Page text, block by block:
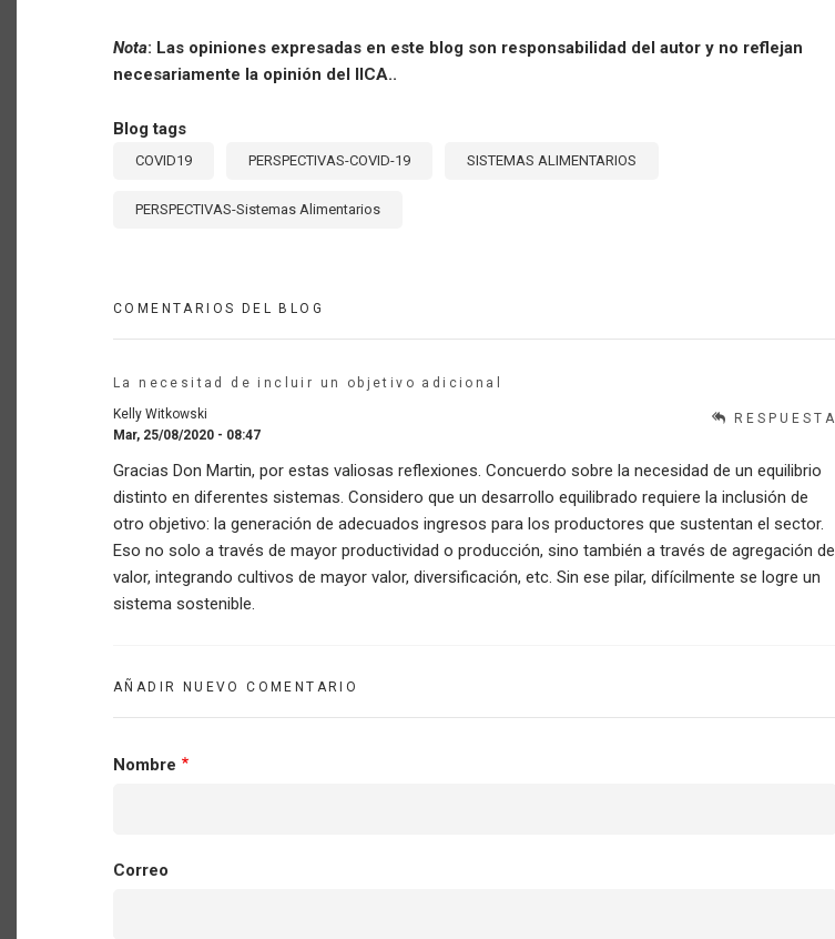
Nota: Las opiniones expresadas en este blog son responsabilidad del autor y no reflejan
necesariamente la opinión del IICA..
Blog tags
COVID19 PERSPECTIVAS-COVID-19 SISTEMAS ALIMENTARIOS
PERSPECTIVAS-Sistemas Alimentarios
COMENTARIOS DEL BLOG
La necesitad de incluir un objetivo adicional
RESPUESTA
Kelly Witkowski
Mar, 25/08/2020 - 08:47
Gracias Don Martin, por estas valiosas reflexiones. Concuerdo sobre la necesidad de un equilibrio
distinto en diferentes sistemas. Considero que un desarrollo equilibrado requiere la inclusión de
otro objetivo: la generación de adecuados ingresos para los productores que sustentan el sector.
Eso no solo a través de mayor productividad o producción, sino también a través de agregación de
valor, integrando cultivos de mayor valor, diversificación, etc. Sin ese pilar, difícilmente se logre un
sistema sostenible.
AÑADIR NUEVO COMENTARIO
Nombre
Correo